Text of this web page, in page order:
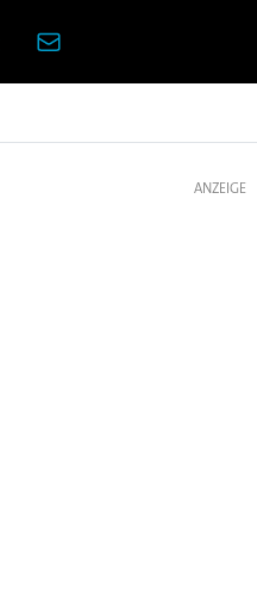
ANZEIGE